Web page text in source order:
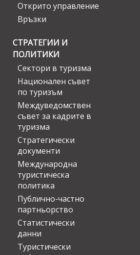
Открито управление
Връзки
СТРАТЕГИИ И
ПОЛИТИКИ
Сектори в туризма
Национален съвет
по туризъм
Междуведомствен
съвет за кадрите в
туризма
Стратегически
документи
Международна
туристическа
политика
Публично-частно
партньорство
Статистически
данни
Туристически